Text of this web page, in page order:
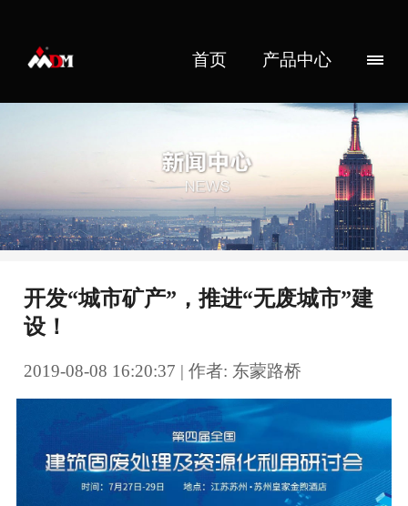
首页 产品中心
开发“城市矿产”，推进“无废城市”建
设！
2019-08-08 16:20:37 | 作者: 东蒙路桥